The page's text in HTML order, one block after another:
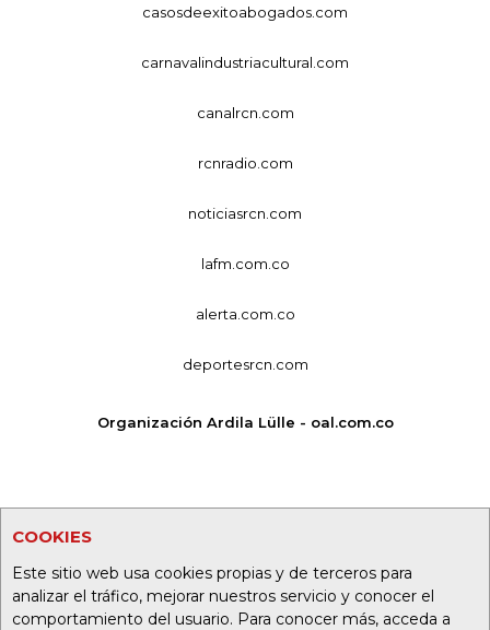
COOKIES
Este sitio web usa cookies propias y de terceros para
analizar el tráfico, mejorar nuestros servicio y conocer el
comportamiento del usuario. Para conocer más, acceda a
casosdeexitoabogados.com
carnavalindustriacultural.com
canalrcn.com
rcnradio.com
noticiasrcn.com
lafm.com.co
alerta.com.co
deportesrcn.com
Organización Ardila Lülle - oal.com.co